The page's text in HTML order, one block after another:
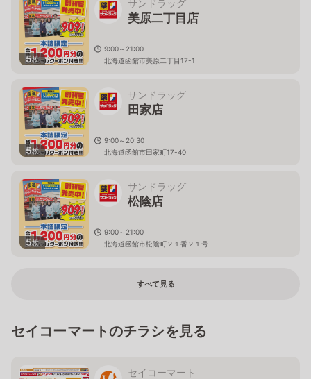
5枚
サンドラッグ
美原二丁目店
9:00～21:00
北海道函館市美原二丁目17-1
5枚
サンドラッグ
田家店
9:00～20:30
北海道函館市田家町17-40
5枚
サンドラッグ
松陰店
9:00～21:00
北海道函館市松陰町２１番２１号
すべて見る
セイコーマートのチラシを見る
セイコーマート